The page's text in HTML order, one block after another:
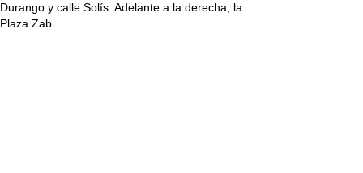
Durango y calle Solís. Adelante a la derecha, la
Plaza Zab...